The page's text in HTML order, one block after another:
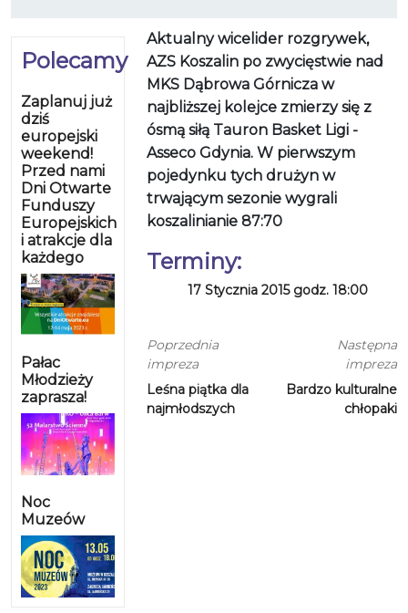
Polecamy
Zaplanuj już
dziś
europejski
weekend!
Przed nami
Dni Otwarte
Funduszy
Europejskich
i atrakcje dla
każdego
Pałac
Młodzieży
zaprasza!
Noc
Muzeów
Aktualny wicelider rozgrywek,
AZS Koszalin po zwycięstwie nad
MKS Dąbrowa Górnicza w
najbliższej kolejce zmierzy się z
ósmą siłą Tauron Basket Ligi -
Asseco Gdynia. W pierwszym
pojedynku tych drużyn w
trwającym sezonie wygrali
koszalinianie 87:70
Terminy:
17 Stycznia 2015 godz. 18:00
Poprzednia
impreza
Leśna piątka dla
najmłodszych
Następna
impreza
Bardzo kulturalne
chłopaki